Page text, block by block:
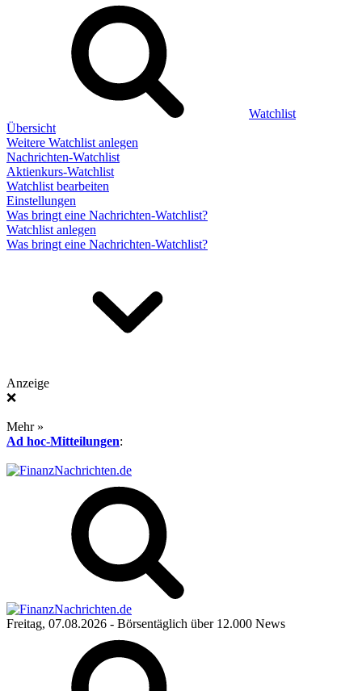
Watchlist
Übersicht
Weitere Watchlist anlegen
Nachrichten-Watchlist
Aktienkurs-Watchlist
Watchlist bearbeiten
Einstellungen
Was bringt eine Nachrichten-Watchlist?
Watchlist anlegen
Was bringt eine Nachrichten-Watchlist?
Anzeige
❌
Mehr »
Ad hoc-Mitteilungen:
Freitag, 07.08.2026 - Börsentäglich über 12.000 News